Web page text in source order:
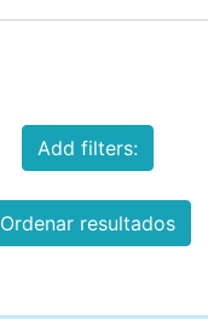
Add filters:
Ordenar resultados